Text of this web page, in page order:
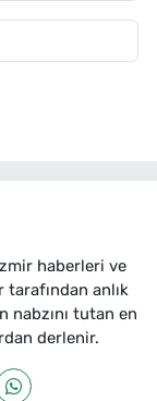
haberleri ve
anlık
nabzını tutan en
derlenir.